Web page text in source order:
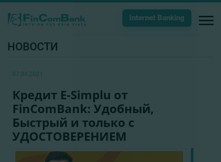
Internet Banking
НОВОСТИ
07.04.2021
Кредит E-Simplu от
FinComBank: Удобный,
Быстрый и только с
УДОСТОВЕРЕНИЕМ